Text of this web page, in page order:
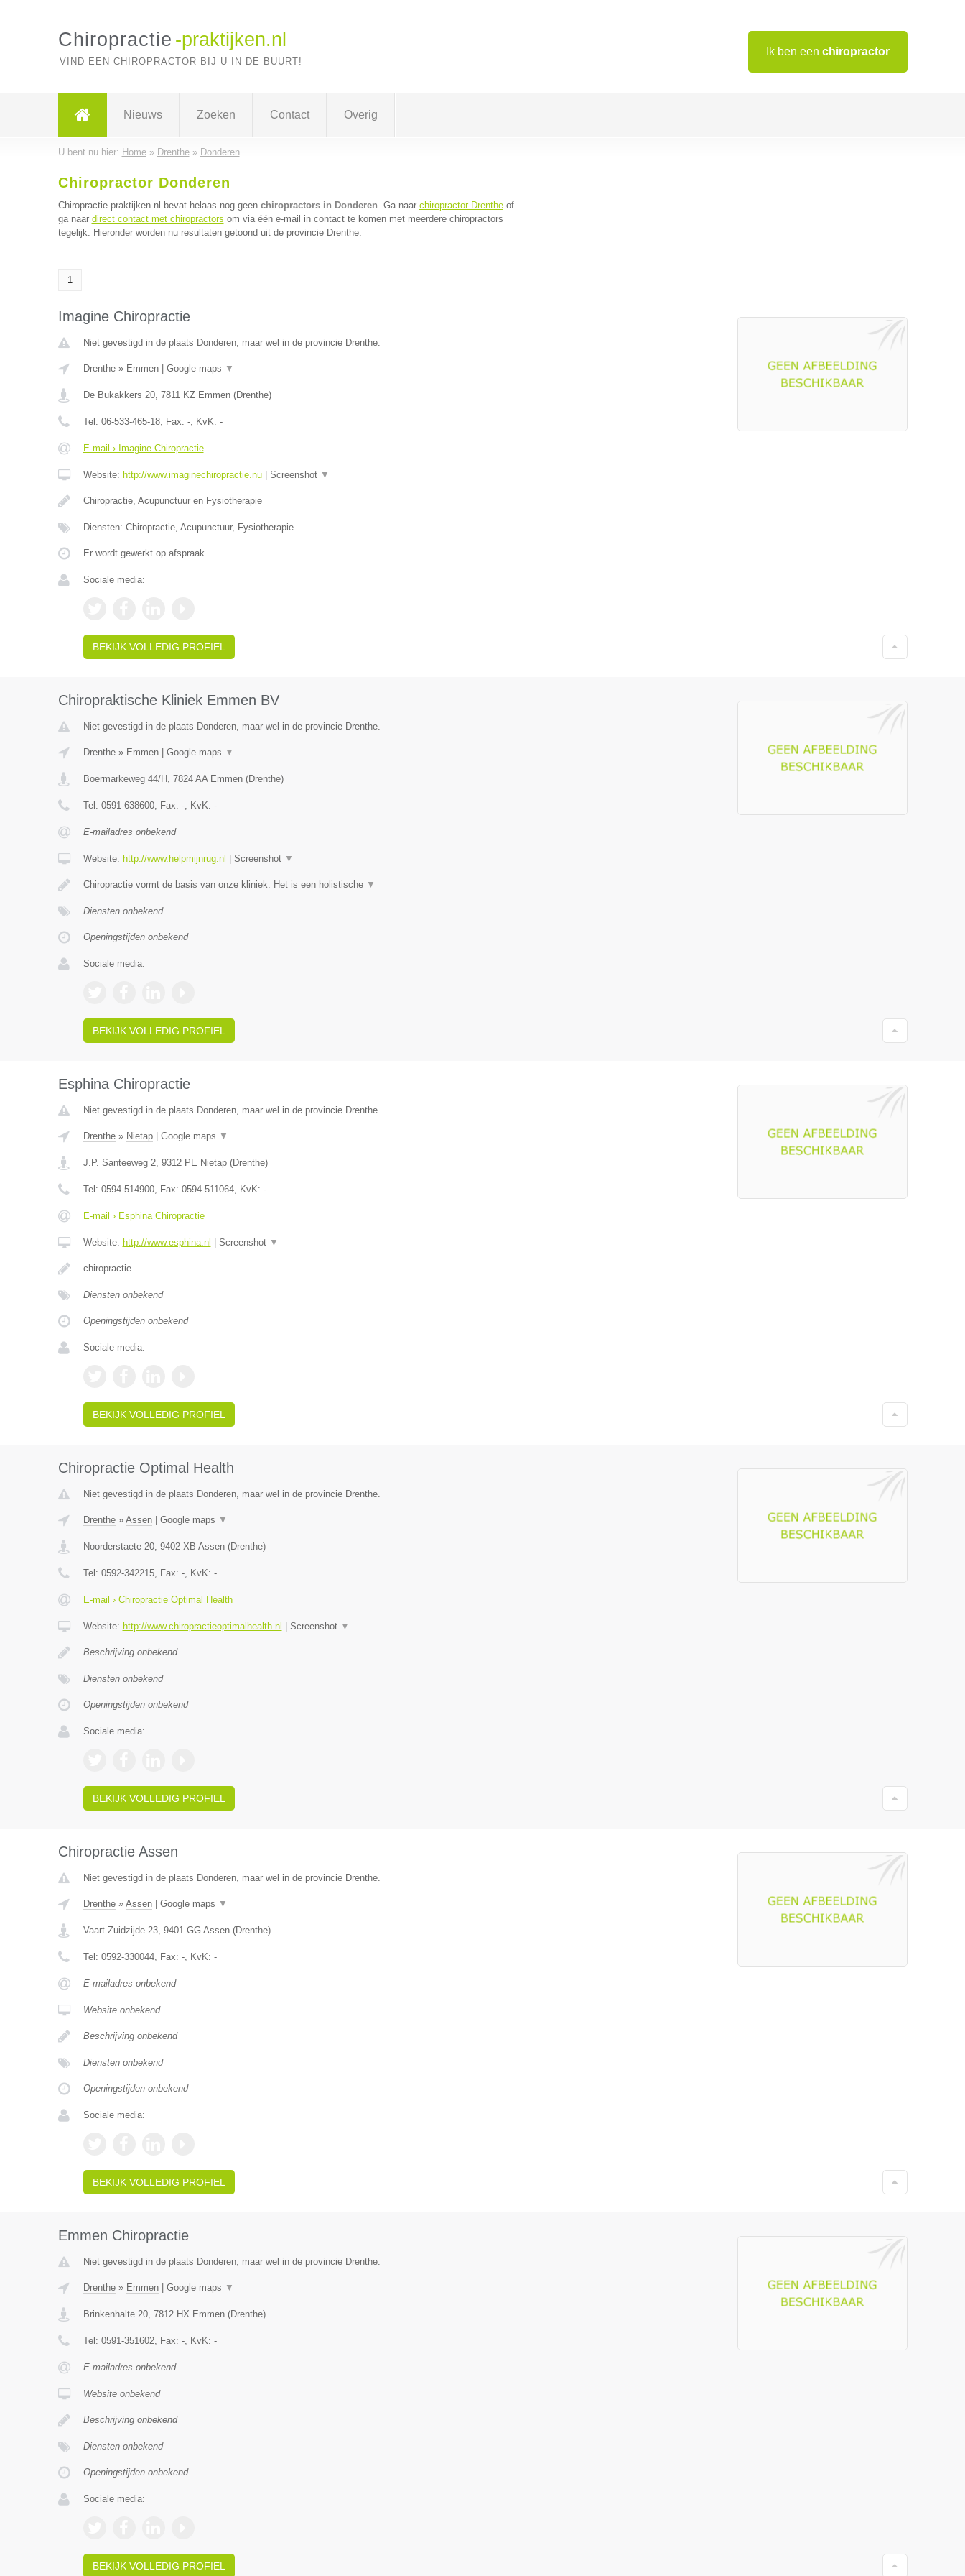
Ik ben een chiropractor
Chiropractie -praktijken.nl
VIND EEN CHIROPRACTOR BIJ U IN DE BUURT!
Nieuws Zoeken Contact Overig
U bent nu hier: Home» Drenthe» Donderen
Chiropractor Donderen
Chiropractie-praktijken.nl bevat helaas nog geen chiropractors in Donderen. Ga naar chiropractor Drentheof
ga naar direct contact met chiropractors om via één e-mail in contact te komen met meerdere chiropractors
tegelijk. Hieronder worden nu resultaten getoond uit de provincie Drenthe.
1
Imagine Chiropractie
Niet gevestigd in de plaats Donderen, maar wel in de provincie Drenthe.
Drenthe» Emmen| Google maps ▼
De Bukakkers 20, 7811 KZ Emmen(Drenthe)
Tel: 06-533-465-18, Fax: -, KvK: -
E-mail › Imagine Chiropractie
Website: http://www.imaginechiropractie.nu| Screenshot ▼
Chiropractie, Acupunctuur en Fysiotherapie
Diensten: Chiropractie, Acupunctuur, Fysiotherapie
Er wordt gewerkt op afspraak.
Sociale media:
BEKIJK VOLLEDIG PROFIEL
Chiropraktische Kliniek Emmen BV
Niet gevestigd in de plaats Donderen, maar wel in de provincie Drenthe.
Drenthe» Emmen| Google maps ▼
Boermarkeweg 44/H , 7824 AA Emmen(Drenthe)
Tel: 0591-638600, Fax: -, KvK: -
E-mailadres onbekend
Website: http://www.helpmijnrug.nl Screenshot ▼
Chiropractie vormt de basis van onze kliniek. Het is een holistische ▼
Diensten onbekend
Openingstijden onbekend
Sociale media:
BEKIJK VOLLEDIG PROFIEL
Esphina Chiropractie
Niet gevestigd in de plaats Donderen, maar wel in de provincie Drenthe.
Drenthe» Nietap| Google maps ▼
J.P. Santeeweg 2, 9312 PE Nietap(Drenthe)
Tel: 0594-514900, Fax: 0594-511064, KvK: -
E-mail › Esphina Chiropractie
Website: http://www.esphina.nl Screenshot ▼
chiropractie
Diensten onbekend
Openingstijden onbekend
Sociale media:
BEKIJK VOLLEDIG PROFIEL
Chiropractie Optimal Health
Niet gevestigd in de plaats Donderen, maar wel in de provincie Drenthe.
Drenthe» Assen| Google maps ▼
Noorderstaete 20, 9402 XB Assen(Drenthe)
Tel: 0592-342215, Fax: -, KvK: -
E-mail › Chiropractie Optimal Health
Website: http://www.chiropractieoptimalhealth.nl Screenshot ▼
Beschrijving onbekend
Diensten onbekend
Openingstijden onbekend
Sociale media:
BEKIJK VOLLEDIG PROFIEL
Chiropractie Assen
Niet gevestigd in de plaats Donderen, maar wel in de provincie Drenthe.
Drenthe» Assen| Google maps ▼
Vaart Zuidzijde 23, 9401 GG Assen(Drenthe)
Tel: 0592-330044, Fax: -, KvK: -
E-mailadres onbekend
Website onbekend
Beschrijving onbekend
Diensten onbekend
Openingstijden onbekend
Sociale media:
BEKIJK VOLLEDIG PROFIEL
Emmen Chiropractie
Niet gevestigd in de plaats Donderen, maar wel in de provincie Drenthe.
Drenthe» Emmen| Google maps ▼
Brinkenhalte 20, 7812 HX Emmen(Drenthe)
Tel: 0591-351602, Fax: -, KvK: -
E-mailadres onbekend
Website onbekend
Beschrijving onbekend
Diensten onbekend
Openingstijden onbekend
Sociale media:
BEKIJK VOLLEDIG PROFIEL